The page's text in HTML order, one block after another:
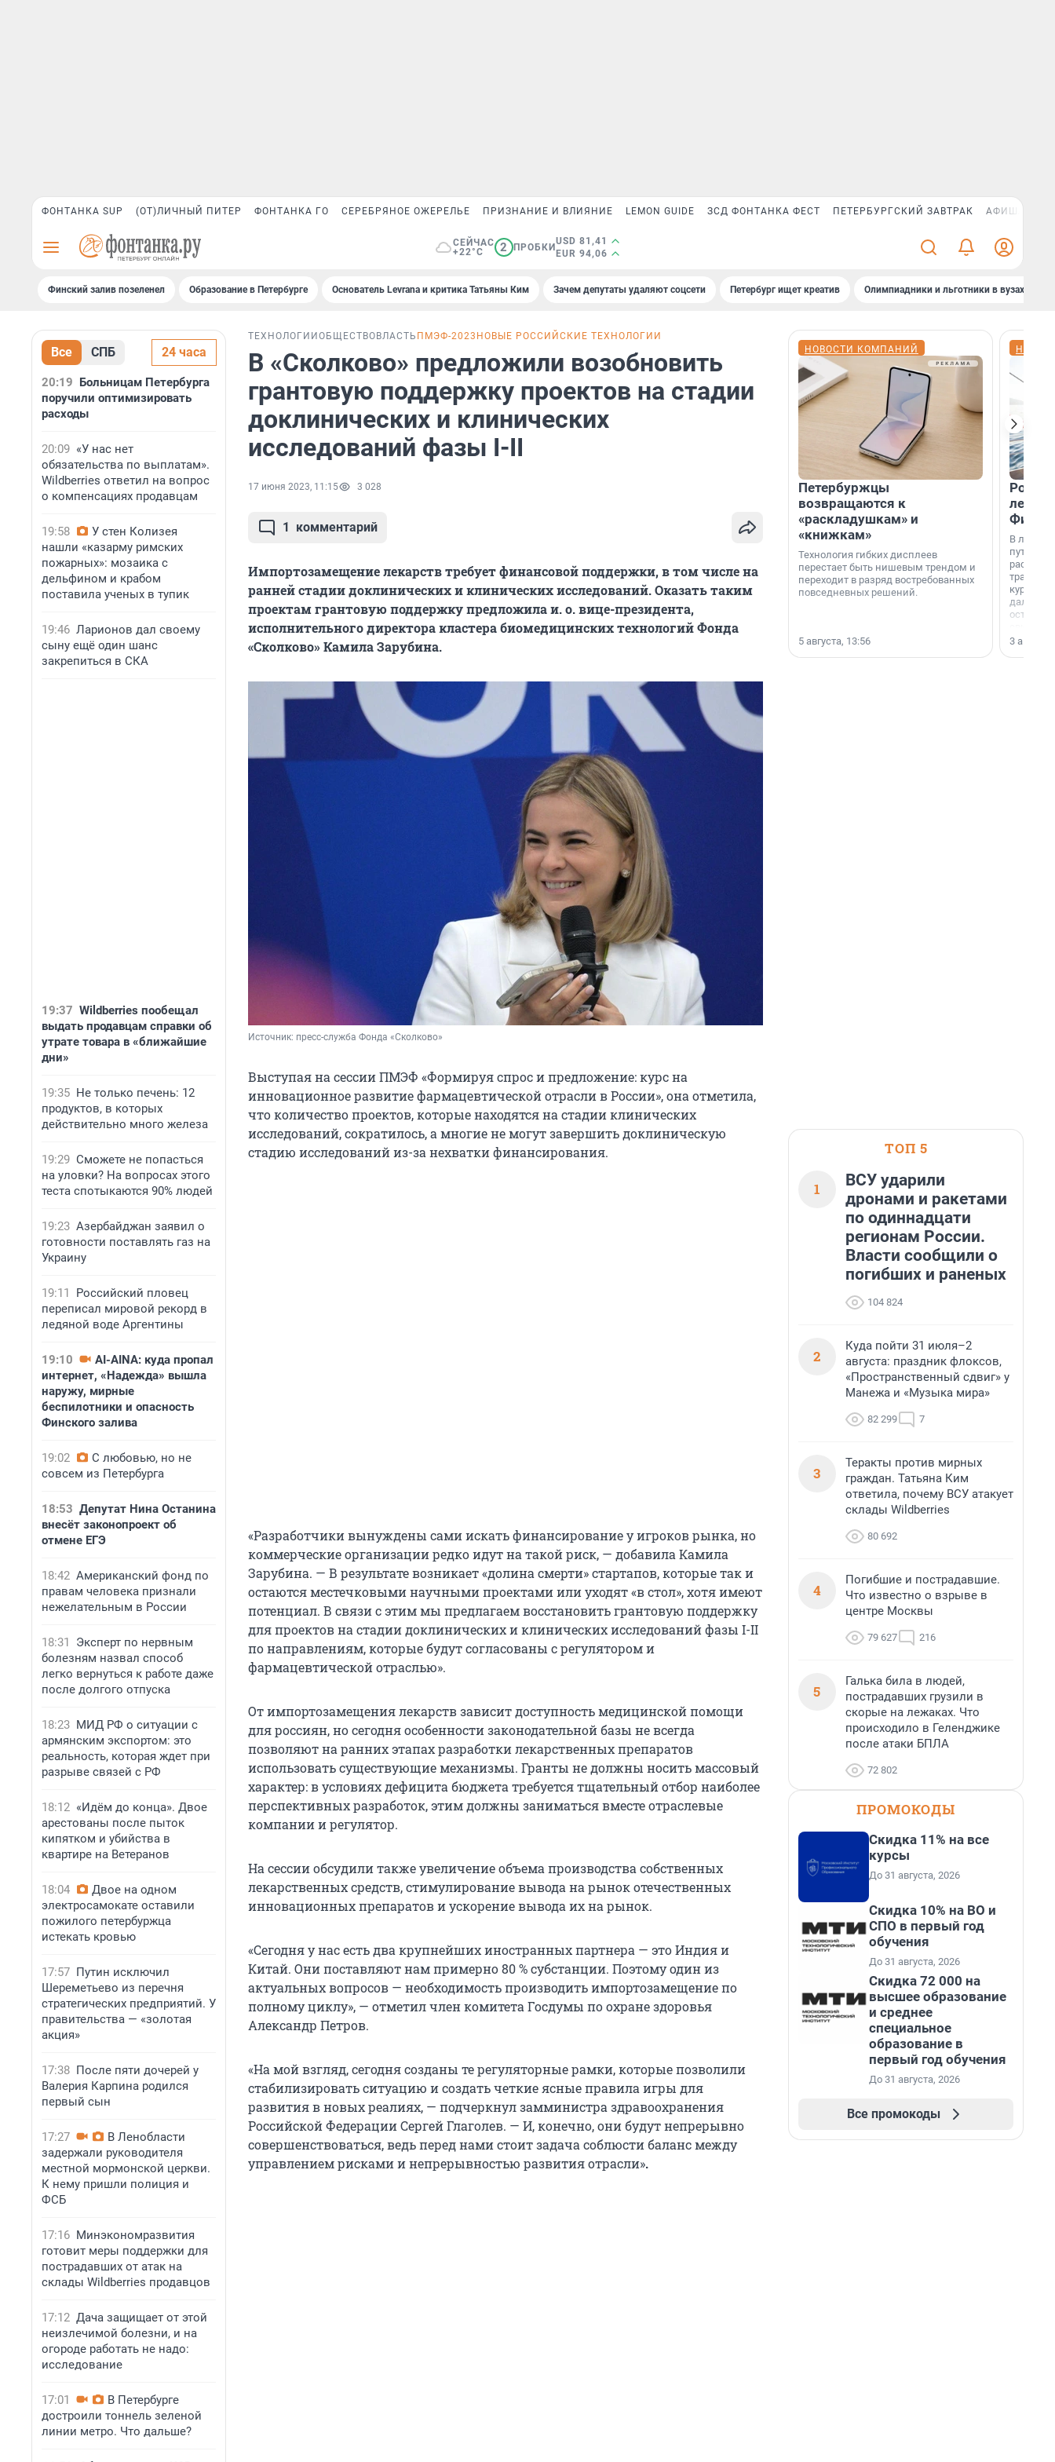
ФОНТАНКА SUP (ОТ)ЛИЧНЫЙ ПИТЕР ФОНТАНКА ГО СЕРЕБРЯНОЕ ОЖЕРЕЛЬЕ ПРИЗНАНИЕ И ВЛИЯНИЕ LEMON GUIDE ЗСД ФОНТАНКА ФЕСТ ПЕТЕРБУРГСКИЙ ЗАВТРАК АФИША PLUS
СЕЙЧАС
+22°C
2 ПРОБКИ
USD 81,41
EUR 94,06
Финский залив позеленел Образование в Петербурге Основатель Levrana и критика Татьяны Ким Зачем депутаты удаляют соцсети Петербург ищет креатив Олимпиадники и льготники в вузах СПб
Все СПБ 24 часа
20:19 Больницам Петербурга
поручили оптимизировать
расходы
20:09 «У нас нет
обязательства по выплатам».
Wildberries ответил на вопрос
о компенсациях продавцам
19:58
У стен Колизея
нашли «казарму римских
пожарных»: мозаика с
дельфином и крабом
поставила ученых в тупик
19:46 Ларионов дал своему
сыну ещё один шанс
закрепиться в СКА
19:37 Wildberries пообещал
выдать продавцам справки об
утрате товара в «ближайшие
дни»
19:35 Не только печень: 12
продуктов, в которых
действительно много железа
19:29 Сможете не попасться
на уловки? На вопросах этого
теста спотыкаются 90% людей
19:23 Азербайджан заявил о
готовности поставлять газ на
Украину
19:11
Российский пловец
переписал мировой рекорд в
ледяной воде Аргентины
19:10
AI-AINA: куда пропал
интернет, «Надежда» вышла
наружу, мирные
беспилотники и опасность
Финского залива
19:02
С любовью, но не
совсем из Петербурга
18:53 Депутат Нина Останина
внесёт законопроект об
отмене ЕГЭ
18:42 Американский фонд по
правам человека признали
нежелательным в России
18:31
Эксперт по нервным
болезням назвал способ
легко вернуться к работе даже
после долгого отпуска
18:23 МИД РФ о ситуации с
армянским экспортом: это
реальность, которая ждет при
разрыве связей с РФ
18:12 «Идём до конца». Двое
арестованы после пыток
кипятком и убийства в
квартире на Ветеранов
18:04
Двое на одном
электросамокате оставили
пожилого петербуржца
истекать кровью
17:57 Путин исключил
Шереметьево из перечня
стратегических предприятий. У
правительства — «золотая
акция»
17:38 После пяти дочерей у
Валерия Карпина родился
первый сын
17:27
В Ленобласти
задержали руководителя
местной мормонской церкви.
К нему пришли полиция и
ФСБ
17:16 Минэкономразвития
готовит меры поддержки для
пострадавших от атак на
склады Wildberries продавцов
17:12 Дача защищает от этой
неизлечимой болезни, и на
огороде работать не надо:
исследование
17:01
В Петербурге
достроили тоннель зеленой
линии метро. Что дальше?
ТЕХНОЛОГИИ ОБЩЕСТВО ВЛАСТЬ ПМЭФ-2023 НОВЫЕ РОССИЙСКИЕ ТЕХНОЛОГИИ
В «Сколково» предложили возобновить
грантовую поддержку проектов на стадии
доклинических и клинических
исследований фазы I-II
17 июня 2023, 11:15 3 028
1 комментарий
Импортозамещение лекарств требует финансовой поддержки, в том числе на
ранней стадии доклинических и клинических исследований. Оказать таким
проектам грантовую поддержку предложила и. о. вице-президента,
исполнительного директора кластера биомедицинских технологий Фонда
«Сколково» Камила Зарубина.
Источник: пресс-служба Фонда «Сколково»
Выступая на сессии ПМЭФ «Формируя спрос и предложение: курс на
инновационное развитие фармацевтической отрасли в России», она отметила,
что количество проектов, которые находятся на стадии клинических
исследований, сократилось, а многие не могут завершить доклиническую
стадию исследований из-за нехватки финансирования.
«Разработчики вынуждены сами искать финансирование у игроков рынка, но
коммерческие организации редко идут на такой риск, — добавила Камила
Зарубина. — В результате возникает «долина смерти» стартапов, которые так и
остаются местечковыми научными проектами или уходят «в стол», хотя имеют
потенциал. В связи с этим мы предлагаем восстановить грантовую поддержку
для проектов на стадии доклинических и клинических исследований фазы I-II
по направлениям, которые будут согласованы с регулятором и
фармацевтической отраслью».
От импортозамещения лекарств зависит доступность медицинской помощи
для россиян, но сегодня особенности законодательной базы не всегда
позволяют на ранних этапах разработки лекарственных препаратов
использовать существующие механизмы. Гранты не должны носить массовый
характер: в условиях дефицита бюджета требуется тщательный отбор наиболее
перспективных разработок, этим должны заниматься вместе отраслевые
компании и регулятор.
На сессии обсудили также увеличение объема производства собственных
лекарственных средств, стимулирование вывода на рынок отечественных
инновационных препаратов и ускорение вывода их на рынок.
«Сегодня у нас есть два крупнейших иностранных партнера — это Индия и
Китай. Они поставляют нам примерно 80 % субстанции. Поэтому один из
актуальных вопросов — необходимость производить импортозамещение по
полному циклу», — отметил член комитета Госдумы по охране здоровья
Александр Петров.
«На мой взгляд, сегодня созданы те регуляторные рамки, которые позволили
стабилизировать ситуацию и создать четкие ясные правила игры для
развития в новых реалиях, — подчеркнул замминистра здравоохранения
Российской Федерации Сергей Глаголев. — И, конечно, они будут непрерывно
совершенствоваться, ведь перед нами стоит задача соблюсти баланс между
управлением рисками и непрерывностью развития отрасли».
НОВОСТИ КОМПАНИЙ
Петербуржцы
возвращаются к
«раскладушкам» и
«книжкам»
Технология гибких дисплеев
перестает быть нишевым трендом и
переходит в разряд востребованных
повседневных решений.
5 августа, 13:56
летят
В летнем
дальние
острова
3
ТОП 5
1
ВСУ ударили
дронами и ракетами
по одиннадцати
регионам России.
Власти сообщили о
погибших и раненых
104 824
2
Куда пойти 31 июля–2
августа: праздник флоксов,
«Пространственный сдвиг» у
Манежа и «Музыка мира»
82 299 7
3
Теракты против мирных
граждан. Татьяна Ким
ответила, почему ВСУ атакует
склады Wildberries
80 692
4
Погибшие и пострадавшие.
Что известно о взрыве в
центре Москвы
79 627 216
5
Галька била в людей,
пострадавших грузили в
скорые на лежаках. Что
происходило в Геленджике
после атаки БПЛА
72 802
ПРОМОКОДЫ
Скидка 11% на все
курсы
До 31 августа, 2026
Скидка 10% на ВО и
СПО в первый год
обучения
До 31 августа, 2026
Скидка 72 000 на
высшее образование
и среднее
специальное
образование в
первый год обучения
До 31 августа, 2026
Все промокоды